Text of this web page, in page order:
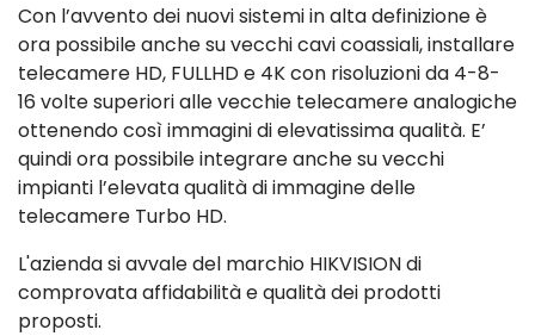
Con l’avvento dei nuovi sistemi in alta definizione è
ora possibile anche su vecchi cavi coassiali, installare
telecamere HD, FULLHD e 4K con risoluzioni da 4-8-
16 volte superiori alle vecchie telecamere analogiche
ottenendo così immagini di elevatissima qualità. E’
quindi ora possibile integrare anche su vecchi
impianti l’elevata qualità di immagine delle
telecamere Turbo HD.
L'azienda si avvale del marchio HIKVISION di
comprovata affidabilità e qualità dei prodotti
proposti.